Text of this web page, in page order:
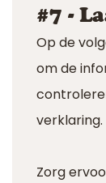
#7 -
Op de
om de
verklaring.
Zorg